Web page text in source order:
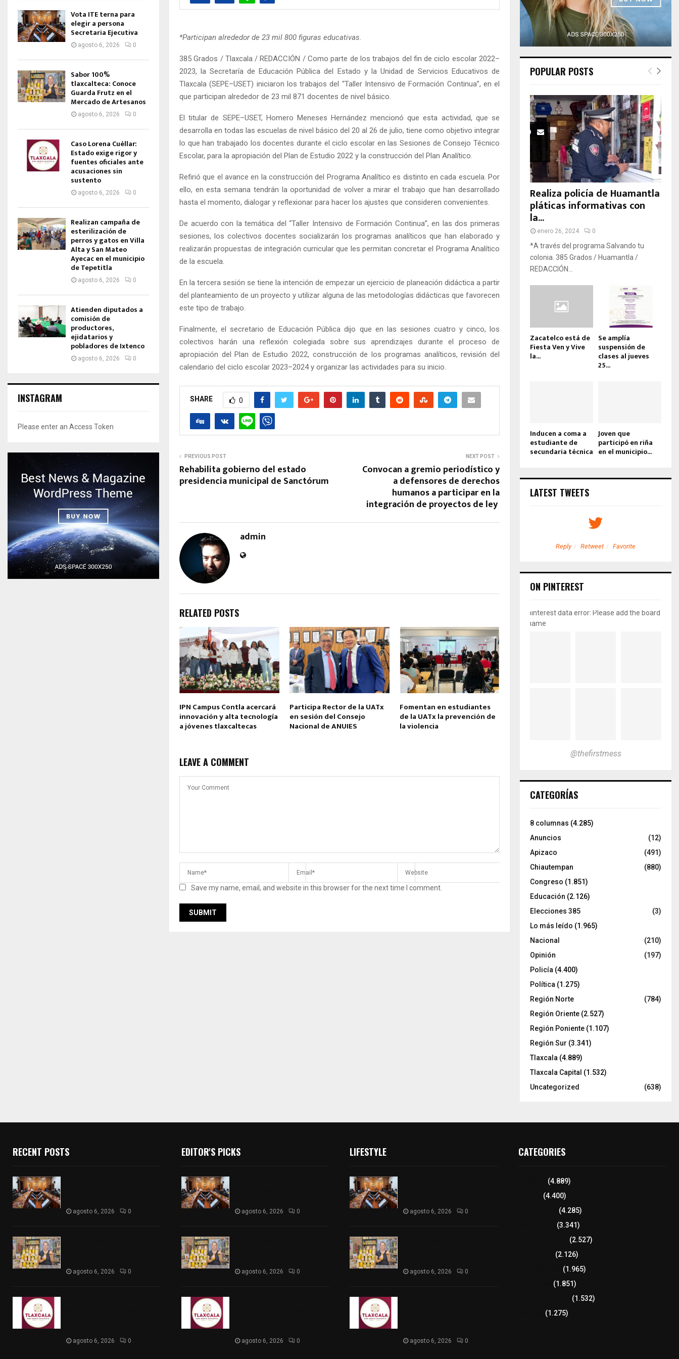
*Participan alrededor de 23 mil 800 figuras educativas.
385 Grados / Tlaxcala / REDACCIÓN / Como parte de los trabajos del fin de ciclo escolar 2022–
2023, la Secretaría de Educación Pública del Estado y la Unidad de Servicios Educativos de
Tlaxcala (SEPE–USET) iniciaron los trabajos del “Taller Intensivo de Formación Continua”, en el
que participan alrededor de 23 mil 871 docentes de nivel básico.
El titular de SEPE–USET, Homero Meneses Hernández mencionó que esta actividad, que se
desarrolla en todas las escuelas de nivel básico del 20 al 26 de julio, tiene como objetivo integrar
lo que han trabajado los docentes durante el ciclo escolar en las Sesiones de Consejo Técnico
Escolar, para la apropiación del Plan de Estudio 2022 y la construcción del Plan Analítico.
Refirió que el avance en la construcción del Programa Analítico es distinto en cada escuela. Por
ello, en esta semana tendrán la oportunidad de volver a mirar el trabajo que han desarrollado
hasta el momento, dialogar y reflexionar para hacer los ajustes que consideren convenientes.
De acuerdo con la temática del “Taller Intensivo de Formación Continua”, en las dos primeras
sesiones, los colectivos docentes socializarán los programas analíticos que han elaborado y
realizarán propuestas de integración curricular que les permitan concretar el Programa Analítico
de la escuela.
En la tercera sesión se tiene la intención de empezar un ejercicio de planeación didáctica a partir
del planteamiento de un proyecto y utilizar alguna de las metodologías didácticas que favorecen
este tipo de trabajo.
Finalmente, el secretario de Educación Pública dijo que en las sesiones cuatro y cinco, los
colectivos harán una reflexión colegiada sobre sus aprendizajes durante el proceso de
apropiación del Plan de Estudio 2022, construcción de los programas analíticos, revisión del
calendario del ciclo escolar 2023–2024 y organizar las actividades para su inicio.
SHARE 0
PREVIOUS POST
Rehabilita gobierno del estado
presidencia municipal de Sanctórum
NEXT POST
Convocan a gremio periodístico y
a defensores de derechos
humanos a participar en la
integración de proyectos de ley
admin
RELATED POSTS
IPN Campus Contla acercará
innovación y alta tecnología
a jóvenes tlaxcaltecas
Participa Rector de la UATx
en sesión del Consejo
Nacional de ANUIES
Fomentan en estudiantes
de la UATx la prevención de
la violencia
LEAVE A COMMENT
Save my name, email, and website in this browser for the next time I comment.
Vota ITE terna para
elegir a persona
Secretaria Ejecutiva
agosto 6, 2026 0
Sabor 100%
tlaxcalteca: Conoce
Guarda Frutz en el
Mercado de Artesanos
agosto 6, 2026 0
Caso Lorena Cuéllar:
Estado exige rigor y
fuentes oficiales ante
acusaciones sin
sustento
agosto 6, 2026 0
Realizan campaña de
esterilización de
perros y gatos en Villa
Alta y San Mateo
Ayecac en el municipio
de Tepetitla
agosto 6, 2026 0
Atienden diputados a
comisión de
productores,
ejidatarios y
pobladores de Ixtenco
agosto 6, 2026 0
INSTAGRAM
Please enter an Access Token
POPULAR POSTS
Realiza policía de Huamantla
pláticas informativas con
la...
enero 26, 2024 0
*A través del programa Salvando tu
colonia. 385 Grados / Huamantla /
REDACCIÓN...
Zacatelco está de
Fiesta Ven y Vive
la...
Se amplía
suspensión de
clases al jueves
25...
Inducen a coma a
estudiante de
secundaria técnica
Joven que
participó en riña
en el municipio...
LATEST TWEETS
Reply Retweet Favorite
ON PINTEREST
pinterest data error: Please add the board
name
@thefirstmess
CATEGORÍAS
8 columnas (4.285)
Anuncios
(12)
Apizaco
(491)
Chiautempan
(880)
Congreso (1.851)
Educación (2.126)
Elecciones 385
(3)
Lo más leído (1.965)
Nacional
(210)
Opinión
(197)
Policía (4.400)
Política (1.275)
Región Norte
(784)
Región Oriente (2.527)
Región Poniente (1.107)
Región Sur (3.341)
Tlaxcala (4.889)
Tlaxcala Capital (1.532)
Uncategorized
(638)
RECENT POSTS
agosto 6, 2026 0
agosto 6, 2026 0
agosto 6, 2026 0
EDITOR'S PICKS
agosto 6, 2026 0
agosto 6, 2026 0
agosto 6, 2026 0
LIFESTYLE
agosto 6, 2026 0
agosto 6, 2026 0
agosto 6, 2026 0
CATEGORIES
(4.889)
(4.400)
(4.285)
(3.341)
(2.527)
(2.126)
(1.965)
(1.851)
(1.532)
(1.275)